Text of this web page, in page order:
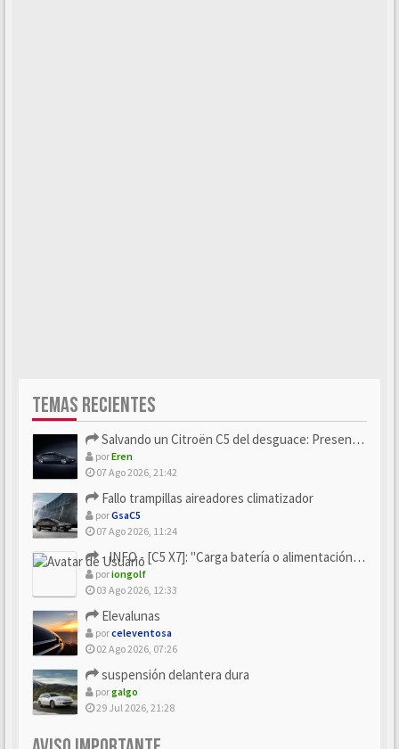
TEMAS RECIENTES
Salvando un Citroën C5 del desguace: Presentación y seguimiento
porEren
07 Ago 2026, 21:42
Fallo trampillas aireadores climatizador
porGsaC5
07 Ago 2026, 11:24
- INFO - [C5 X7]: "Carga batería o alimentación eléctri...
poriongolf
03 Ago 2026, 12:33
Elevalunas
porceleventosa
02 Ago 2026, 07:26
suspensión delantera dura
porgalgo
29 Jul 2026, 21:28